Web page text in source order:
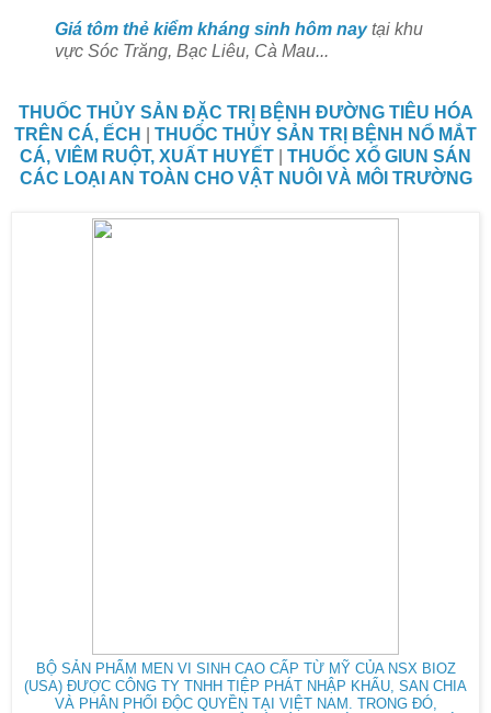
Giá tôm thẻ kiểm kháng sinh hôm naytại khu
vực Sóc Trăng, Bạc Liêu, Cà Mau...
THUỐC THỦY SẢN ĐẶC TRỊ BỆNH ĐƯỜNG TIÊU HÓA
TRÊN CÁ, ẾCH
THUỐC THỦY SẢN TRỊ BỆNH NỔ MẮT
CÁ, VIÊM RUỘT, XUẤT HUYẾT
THUỐC XỔ GIUN SÁN
CÁC LOẠI AN TOÀN CHO VẬT NUÔI VÀ MÔI TRƯỜNG
BỘ SẢN PHẨM MEN VI SINH CAO CẤP TỪ MỸ CỦA NSX BIOZ
(USA) ĐƯỢC CÔNG TY TNHH TIỆP PHÁT NHẬP KHẨU, SAN CHIA
VÀ PHÂN PHỐI ĐỘC QUYỀN TẠI VIỆT NAM. TRONG ĐÓ,